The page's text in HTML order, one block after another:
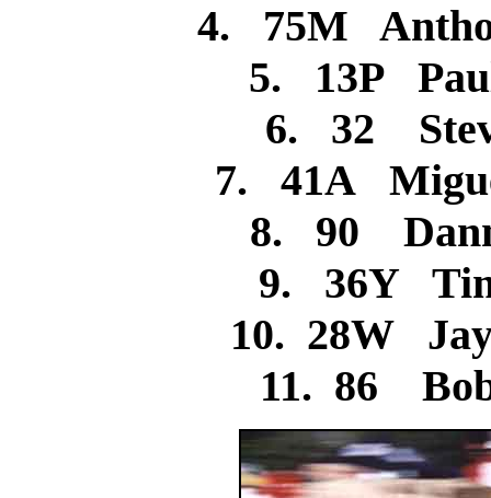
4. 75M
5. 13P
6. 32
7. 41A
8. 90
9. 36Y
10. 28W
11. 86